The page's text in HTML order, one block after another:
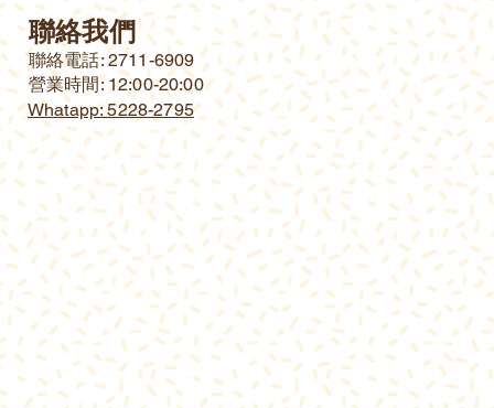
聯絡我們
​聯絡電話: 2711-6909
營業時間: 12:00-20:00
Whatapp: 5228-2795